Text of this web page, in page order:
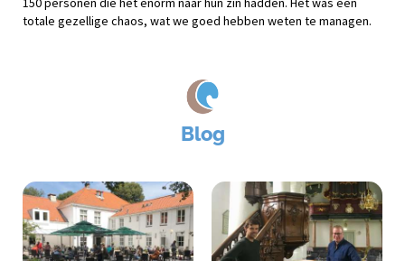
totale gezellige chaos, wat we goed hebben weten te managen.
Blog